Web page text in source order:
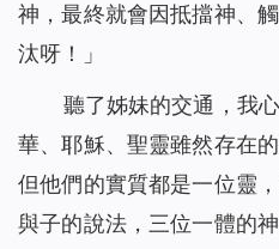
神，最終就會因抵擋神、
汰呀！」
聽了姊妹的交通，我
華、耶穌、聖靈雖然存在
但他們的實質都是一位靈
與子的說法，三位一體的